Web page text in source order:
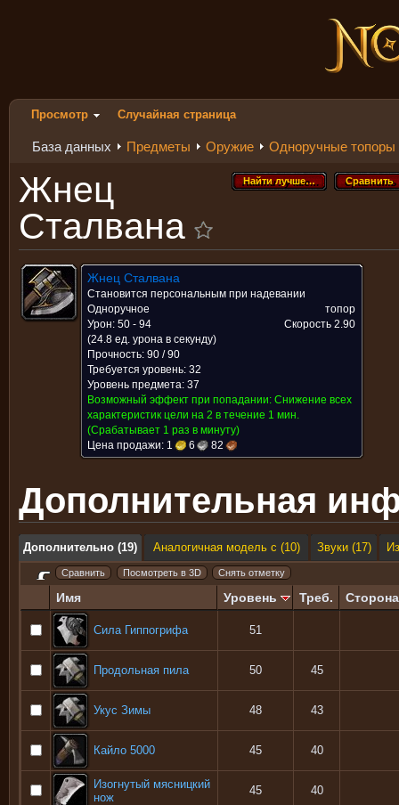
Просмотр Случайная страница
База данных Предметы Оружие Одноручные топоры
Сравнить
Сравнить
Найти лучше…
Найти лучше…
Жнец
Сталвана
Жнец Сталвана
Становится персональным при надевании
Одноручное
топор
Урон: 50 - 94
Скорость 2.90
(24.8 ед. урона в секунду)
Прочность: 90 / 90
Требуется уровень: 32
Уровень предмета: 37
Возможный эффект при попадании: Снижение всех
характеристик цели на 2 в течение 1 мин.
(Срабатывает 1 раз в минуту)
Цена продажи: 1 6 82
Дополнительная
Дополнительно (19) Аналогичная модель с (10) Звуки (17)
Имя Уровень Треб. Сторона
Сила Гиппогрифа 51
Продольная пила 50 45
Укус Зимы 48 43
Кайло 5000 45 40
Изогнутый мясницкий
нож
45 40